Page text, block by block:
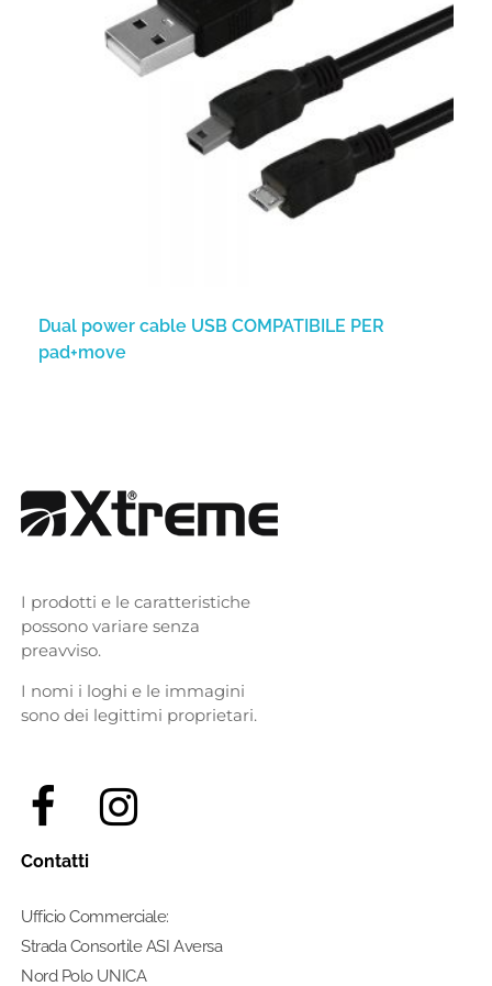
Dual power cable USB COMPATIBILE PER
pad+move
I prodotti e le caratteristiche
possono variare senza
preavviso.
I nomi i loghi e le immagini
sono dei legittimi proprietari.
Contatti
Ufficio Commerciale:
Strada Consortile ASI Aversa
Nord Polo UNICA